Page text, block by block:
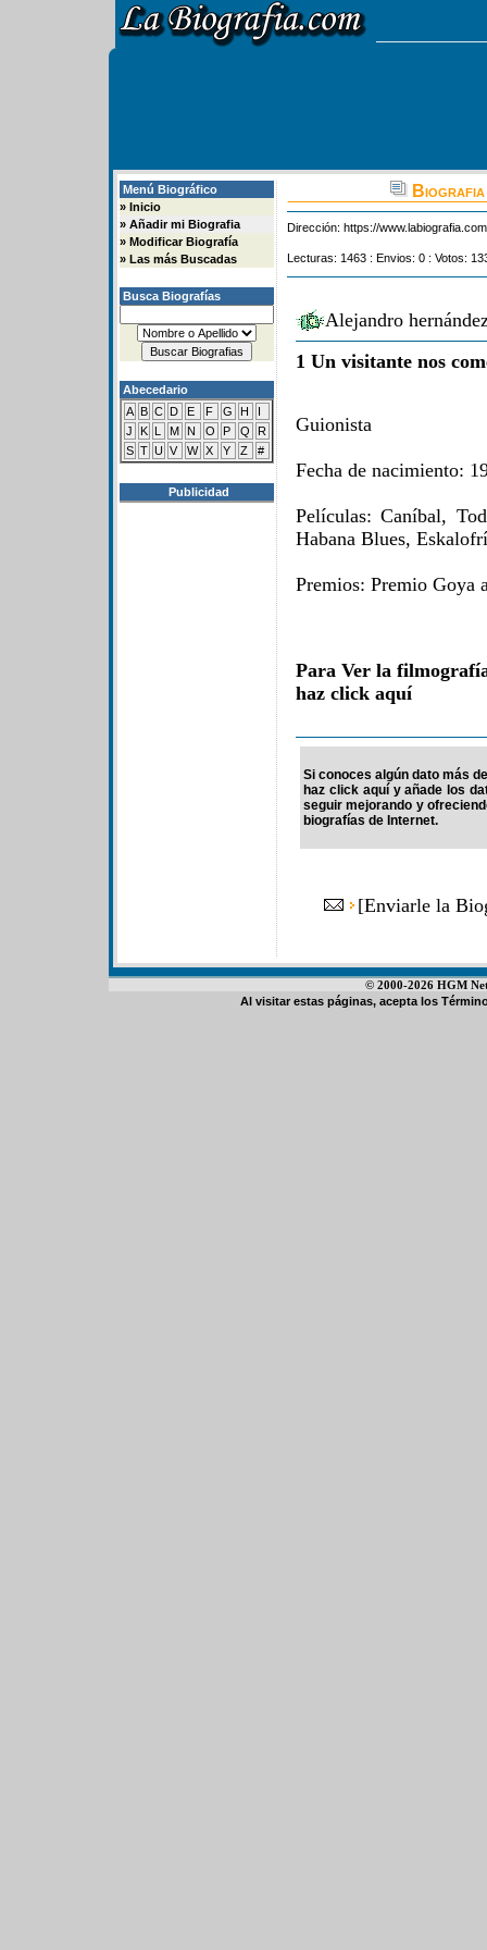
Menú Biográfico
» Inicio
» Añadir mi Biografia
» Modificar Biografía
» Las más Buscadas
Busca Biografías
Abecedario
A B C D E F G H
I
J
K L M N O P Q
R
S T U V W X Y Z #
Publicidad
Dirección: https://
Lecturas: 1463 : Envios: 0 : Votos:
Alejandro
1 Un visitante nos
Guionista
Fecha de nacimiento:
Películas: Caníbal,
Habana Blues,
Premios: Premio Goya
Para Ver la
haz click aquí
Si conoces algún dato más
haz click aquí y añade los
seguir mejorando y
biografías de Internet.
[Enviarle la
© 2000-2026 HGM
Al visitar estas páginas, acepta los